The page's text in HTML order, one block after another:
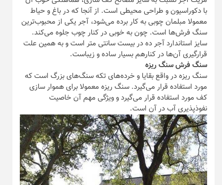
با دکوراسیون و طراحی محیطی است. از آنجا که در باغ و حیاط
معمولا مبلمان چوبی به کار برده می‌شود، آجر یکی از محبوب‌ترین
سنگ فرش‌ها است. چون به خوبی در کنار چوب جلوه می‌کند.
سایز استاندارد آجر ده در بیست سانتی متر است و به همین علت
قرارگیری آن‌ها در کنارهم بسیار ساده و زیباست.
سنگ فرش سنگ ریزه
سنگ ریزه در واقع بقایا و خرده‌های تکه سنگ‌های بزرگ است که
مورد استفاده قرار می‌گیرد. سنگ ریزه معمولا برای هموار سازی
کف مورد استفاده قرار می‌گیرد و ویژگی مهم آن خاصیت
نفوذپذیری آب در آن است.